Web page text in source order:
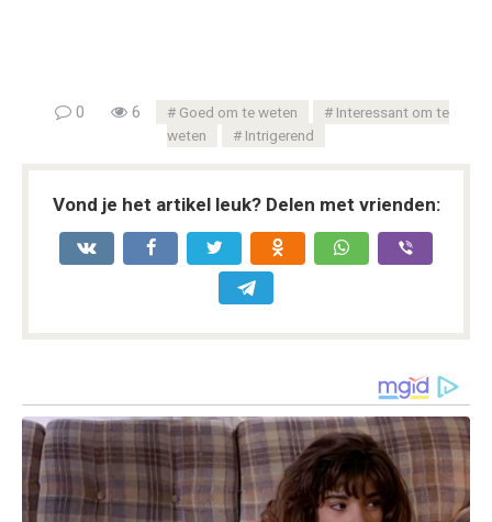
0 6 Goed om te weten
Interessant om te
weten
Intrigerend
Vond je het artikel leuk? Delen met vrienden: